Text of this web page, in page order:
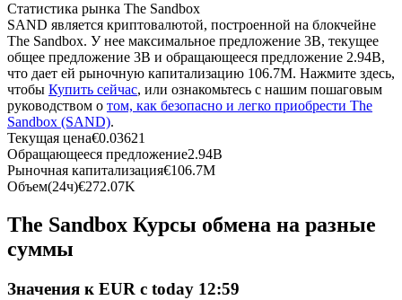
Копирование торговли
Статистика рынка The Sandbox
SAND является криптовалютой, построенной на блокчейне
The Sandbox. У нее максимальное предложение 3B, текущее
общее предложение 3B и обращающееся предложение 2.94B,
что дает ей рыночную капитализацию 106.7M. Нажмите здесь,
чтобы Купить сейчас, или ознакомьтесь с нашим пошаговым
руководством о том, как безопасно и легко приобрести The
Sandbox (SAND).
Текущая цена€0.03621
Обращающееся предложение2.94B
Рыночная капитализация€106.7M
Объем(24ч)€272.07K
The Sandbox Курсы обмена на разные
суммы
Значения к EUR с today 12:59